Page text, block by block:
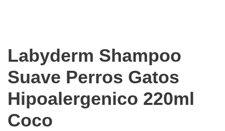
Labyderm Shampoo
Suave Perros Gatos
Hipoalergenico 220ml
Coco